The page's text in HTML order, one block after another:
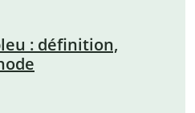
: définition,